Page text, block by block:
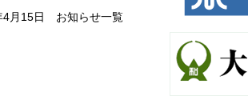
4月15日 お知らせ一覧